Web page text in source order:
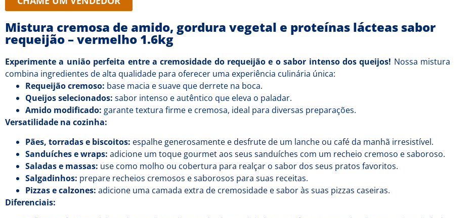
Mistura cremosa de amido, gordura vegetal e proteínas lácteas sabor
requeijão – vermelho 1.6kg
Experimente a união perfeita entre a cremosidade do requeijão e o sabor intenso dos queijos! Nossa mistura
combina ingredientes de alta qualidade para oferecer uma experiência culinária única:
Requeijão cremoso: base macia e suave que derrete na boca.
Queijos selecionados: sabor intenso e autêntico que eleva o paladar.
Amido modificado: garante textura firme e cremosa, ideal para diversas preparações.
Versatilidade na cozinha:
Pães, torradas e biscoitos: espalhe generosamente e desfrute de um lanche ou café da manhã irresistível.
Sanduíches e wraps: adicione um toque gourmet aos seus sanduíches com um recheio cremoso e saboroso.
Saladas e massas: use como molho ou cobertura para realçar o sabor dos seus pratos favoritos.
Salgadinhos: prepare recheios cremosos e saborosos para suas receitas.
Pizzas e calzones: adicione uma camada extra de cremosidade e sabor às suas pizzas caseiras.
Diferenciais: